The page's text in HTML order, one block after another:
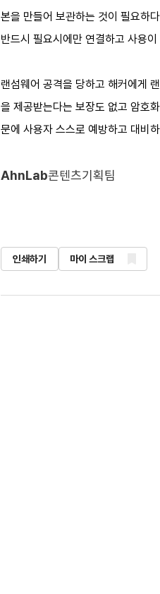
본을 만들어 보관하는 것이 필요하
반드시 필요시에만 연결하고 사용
랜섬웨어 공격을 당하고 해커에게
을 제공받는다는 보장도 없고 암호
문에 사용자 스스로 예방하고 대비
AhnLab콘텐츠기획팀
인쇄하기 마이 스크랩